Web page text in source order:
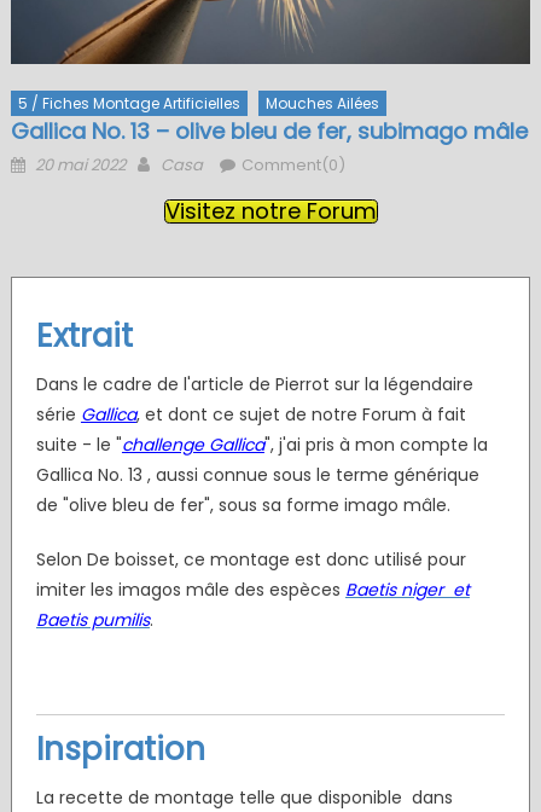
5 / Fiches Montage Artificielles Mouches Ailées
Gallica No. 13 – olive bleu de fer, subimago mâle
Posted
20 mai 2022 Author
Casa Comment(0)
Visitez notre Forum
Extrait
Dans le cadre de l'article de Pierrot sur la légendaire
série Gallica, et dont ce sujet de notre Forum à fait
suite - le "challenge Gallica", j'ai pris à mon compte la
Gallica No. 13 , aussi connue sous le terme générique
de "olive bleu de fer", sous sa forme imago mâle.
Selon De boisset, ce montage est donc utilisé pour
imiter les imagos mâle des espèces Baetis niger et
Baetis pumilis.
Inspiration
La recette de montage telle que disponible dans